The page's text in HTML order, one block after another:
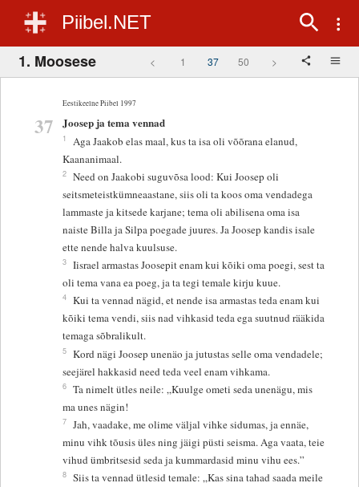
Piibel.NET
1. Moosese < 1 37 50 >
Eestikeelne Piibel 1997
37 Joosep ja tema vennad
1
Aga Jaakob elas maal, kus ta isa oli võõrana elanud,
Kaananimaal.
2 Need on Jaakobi suguvõsa lood: Kui Joosep oli
seitsmeteistkümneaastane, siis oli ta koos oma vendadega
lammaste ja kitsede karjane; tema oli abilisena oma isa
naiste Billa ja Silpa poegade juures. Ja Joosep kandis isale
ette nende halva kuulsuse.
3 Iisrael armastas Joosepit enam kui kõiki oma poegi, sest ta
oli tema vana ea poeg, ja ta tegi temale kirju kuue.
4 Kui ta vennad nägid, et nende isa armastas teda enam kui
kõiki tema vendi, siis nad vihkasid teda ega suutnud rääkida
temaga sõbralikult.
5 Kord nägi Joosep unenäo ja jutustas selle oma vendadele;
seejärel hakkasid need teda veel enam vihkama.
6 Ta nimelt ütles neile: „Kuulge ometi seda unenägu, mis
ma unes nägin!
7 Jah, vaadake, me olime väljal vihke sidumas, ja ennäe,
minu vihk tõusis üles ning jäigi püsti seisma. Aga vaata, teie
vihud ümbritsesid seda ja kummardasid minu vihu ees.”
8 Siis ta vennad ütlesid temale: „Kas sina tahad saada meile